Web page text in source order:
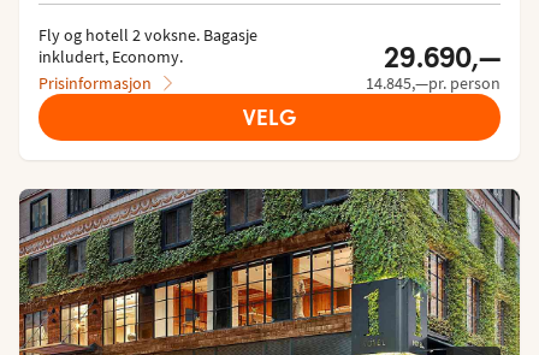
Fly og hotell 2 voksne. Bagasje
inkludert, Economy.
Prisinformasjon
29.690,—
14.845,—pr. person
VELG